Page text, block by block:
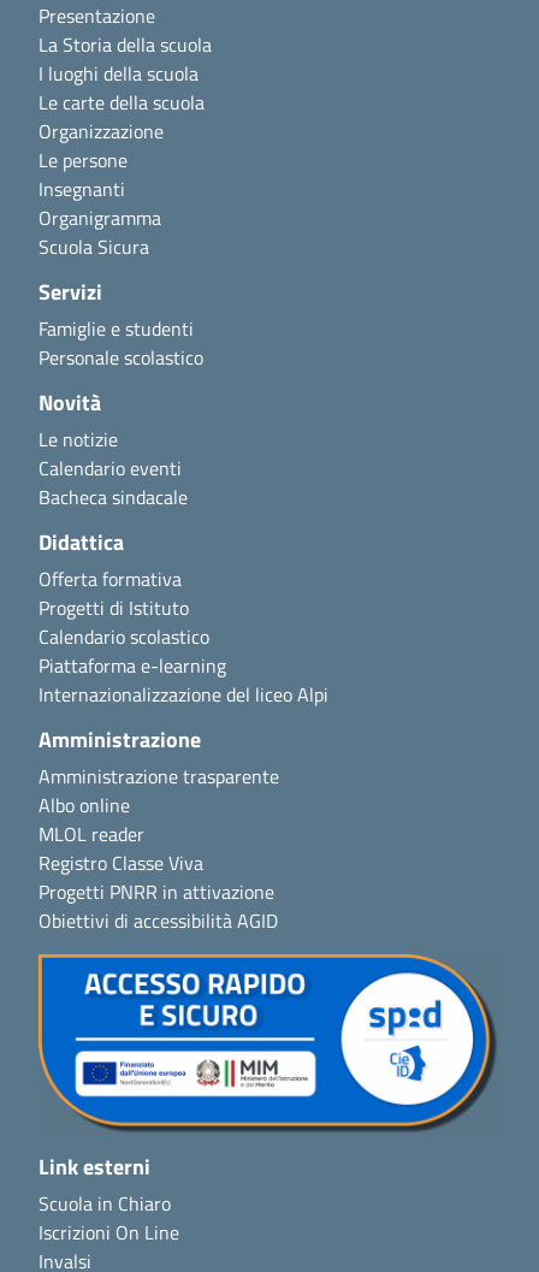
Presentazione
La Storia della scuola
I luoghi della scuola
Le carte della scuola
Organizzazione
Le persone
Insegnanti
Organigramma
Scuola Sicura
Servizi
Famiglie e studenti
Personale scolastico
Novità
Le notizie
Calendario eventi
Bacheca sindacale
Didattica
Offerta formativa
Progetti di Istituto
Calendario scolastico
Piattaforma e-learning
Internazionalizzazione del liceo Alpi
Amministrazione
Amministrazione trasparente
Albo online
MLOL reader
Registro Classe Viva
Progetti PNRR in attivazione
Obiettivi di accessibilità AGID
Link esterni
Scuola in Chiaro
Iscrizioni On Line
Invalsi